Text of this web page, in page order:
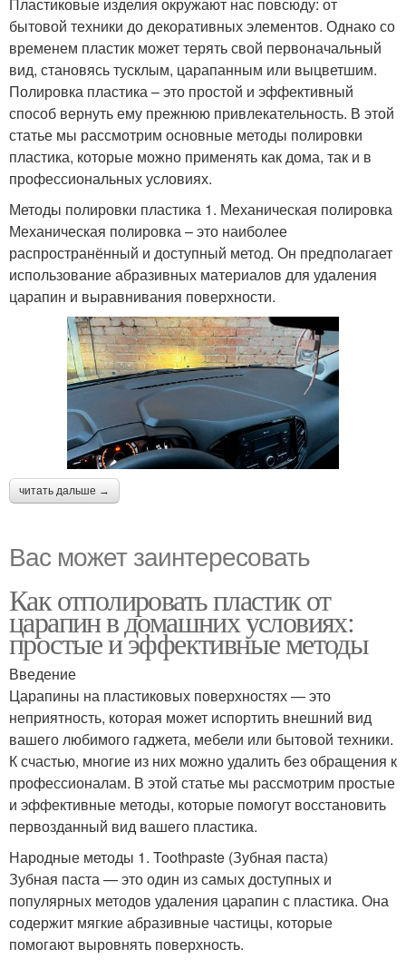
бытовой техники до декоративных элементов. Однако со
временем пластик может терять свой первоначальный
вид, становясь тусклым, царапанным или выцветшим.
Полировка пластика – это простой и эффективный
способ вернуть ему прежнюю привлекательность. В этой
статье мы рассмотрим основные методы полировки
пластика, которые можно применять как дома, так и в
профессиональных условиях.
Методы полировки пластика 1. Механическая полировка
Механическая полировка – это наиболее
распространённый и доступный метод. Он предполагает
использование абразивных материалов для удаления
царапин и выравнивания поверхности.
читать дальше →
Вас может заинтересовать
Как отполировать пластик от
царапин в домашних условиях:
простые и эффективные методы
Введение
Царапины на пластиковых поверхностях — это
неприятность, которая может испортить внешний вид
вашего любимого гаджета, мебели или бытовой техники.
К счастью, многие из них можно удалить без обращения к
профессионалам. В этой статье мы рассмотрим простые
и эффективные методы, которые помогут восстановить
первозданный вид вашего пластика.
Народные методы 1. Toothpaste (Зубная паста)
Зубная паста — это один из самых доступных и
популярных методов удаления царапин с пластика. Она
содержит мягкие абразивные частицы, которые
помогают выровнять поверхность.